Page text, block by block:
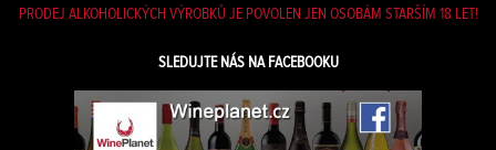
PRODEJ ALKOHOLICKÝCH VÝROBKŮ JE POVOLEN JEN OSOBÁM STARŠÍM 18 LET!
SLEDUJTE NÁS NA FACEBOOKU